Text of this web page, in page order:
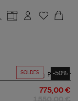
SOLDES -50%
Partager
775,00 €